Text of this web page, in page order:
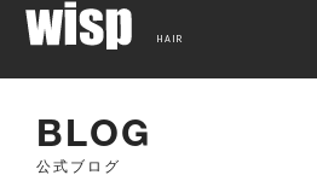
BLOG
公式ブログ
HAIR